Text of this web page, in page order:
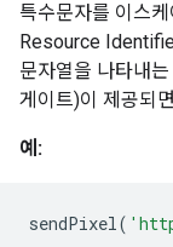
특수문자를 이스
Resource
문자열을 나타내는
게이트)이 제공되면
예:
sendPixel(